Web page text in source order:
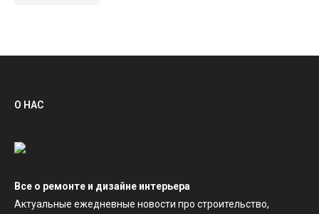
О НАС
Все о ремонте и дизайне интерьера
Актуальные ежедневные новости про строительство,